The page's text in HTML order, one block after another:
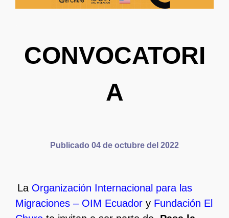
CONVOCATORI
A
Publicado 04 de octubre del 2022
La Organización Internacional para las
Migraciones – OIM Ecuador y Fundación El